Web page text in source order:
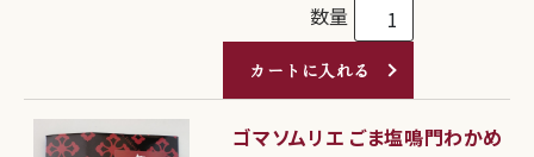
数量
カートに入れる
ゴマソムリエ ごま塩鳴門わかめ